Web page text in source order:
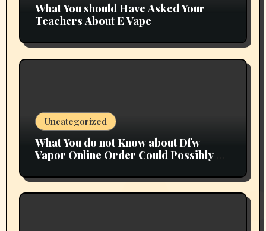
What You should Have Asked Your
Teachers About E Vape
Uncategorized
What You do not Know about Dfw
Vapor Online Order Could Possibly be